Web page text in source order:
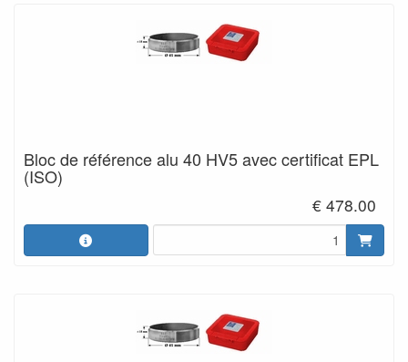
Bloc de référence alu 40 HV5 avec certificat EPL
(ISO)
€ 478.00